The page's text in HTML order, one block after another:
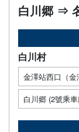
白川郷 ⇒
白川村
金澤站西口（
白川郷 (2號乘